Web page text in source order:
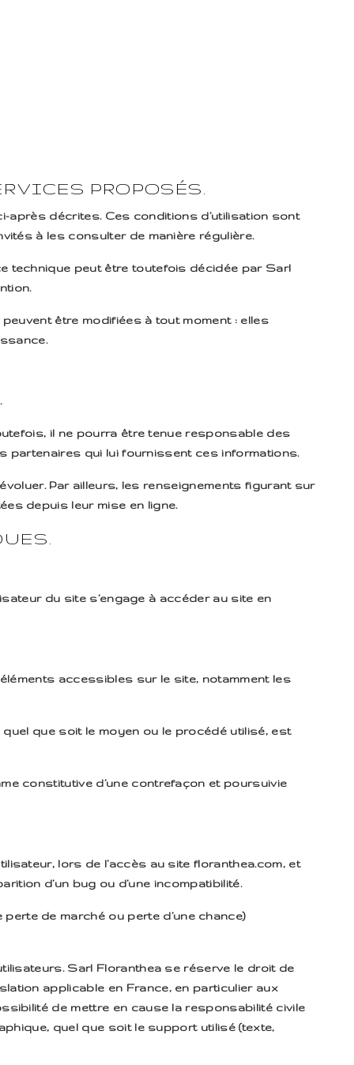
PROPOSÉS.
après décrites. Ces conditions d’utilisation sont
à les consulter de manière régulière.
technique peut être toutefois décidée par Sarl
être modifiées à tout moment : elles
il ne pourra être tenue responsable des
partenaires qui lui fournissent ces informations.
Par ailleurs, les renseignements figurant sur
depuis leur mise en ligne.
du site s’engage à accéder au site en
accessibles sur le site, notamment les
que soit le moyen ou le procédé utilisé, est
constitutive d’une contrefaçon et poursuivie
lors de l’accès au site floranthea.com, et
d’un bug ou d’une incompatibilité.
de marché ou perte d’une chance)
Sarl Floranthea se réserve le droit de
applicable en France, en particulier aux
de mettre en cause la responsabilité civile
quel que soit le support utilisé (texte,